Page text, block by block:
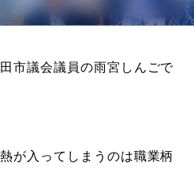
市議会議員の雨宮しんごで
が入ってしまうのは職業柄